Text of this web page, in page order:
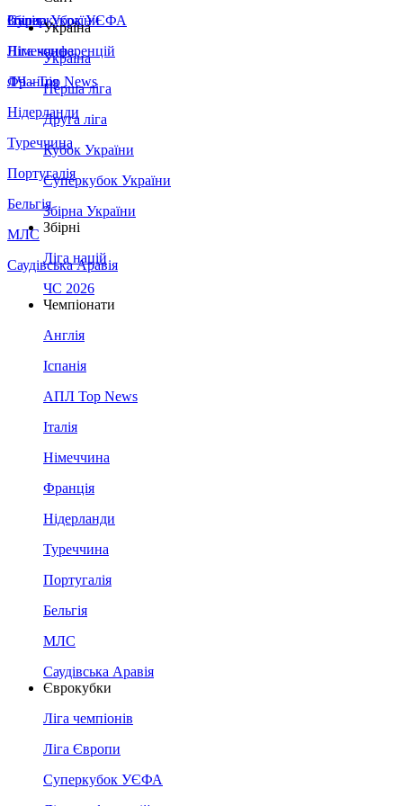
Збірна України
Італія
Німеччина
Франція
Нідерланди
Туреччина
Португалія
Бельгія
МЛС
Саудівська Аравія
Суперкубок УЄФА
Ліга конференцій
ЛЧ - Top News
Україна
Україна
Перша ліга
Друга ліга
Кубок України
Суперкубок України
Збірна України
Збірні
Ліга націй
ЧС 2026
Чемпіонати
Англія
Іспанія
АПЛ Top News
Італія
Німеччина
Франція
Нідерланди
Туреччина
Португалія
Бельгія
МЛС
Саудівська Аравія
Єврокубки
Ліга чемпіонів
Ліга Європи
Суперкубок УЄФА